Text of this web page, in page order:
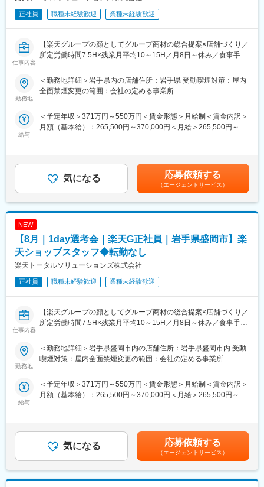
■組織構成：
1店舗あたり店長1名、スタッフ5～15名で運営。チームワークを
重視し相談しやすい環境◎
変更の範囲：会社の定める業務
8/18 (火) 17:00～20:00
8/20 (木) 17:00～20:00
※ご応募時、参加可能日時をお知らせください。
・新規契約・機種変更の受付および提案
・料金プラン、楽天ポイント活用、楽天カード、各種サービスの
・スマホの初期設定・データ移行サポート
・問い合わせ対応
・店舗会議・研修への参加
・キャンペーン企画など、集客に向けた取り組み
■キャリアパス：
へステップアップが可能です。RSV経験後はマネジメントや本部
への異動の道もあり、長期的にキャリア形成ができます。まずは
入社後1年で店長昇格を目指していただきます。
■組織構成：
1店舗あたり店長1名、スタッフ5～15名で運営。チームワークを
重視し相談しやすい環境◎
変更の範囲：会社の定める業務
正社員 職種未経験歓迎 業種未経験歓迎
仕事内容
【楽天グループの顔としてグループ商材の総合提案×店舗づくり／
所定労働時間7.5H×残業月平均10～15H／月8日～休み／食事手当
楽天モバイルショップに来店されるお客様へ、スマートフォン・
料金プラン・楽天カード・楽天市場・楽天ポイントなど、楽天経
活をより豊かにするトータルサポートを行うポジションです。
・未経験の方も歓迎！充実した研修制度あり
【選考会の概要】
・形式： Web開催（事前に企業セミナー動画をご視聴いただきま
す）
【開催日時】
8/6 (木) 17:00～20:00
8/13 (木) 17:00～20:00
8/18 (火) 17:00～20:00
8/20 (木) 17:00～20:00
※ご応募時、参加可能日時をお知らせください。
・新規契約・機種変更の受付および提案
・料金プラン、楽天ポイント活用、楽天カード、各種サービスの
・スマホの初期設定・データ移行サポート
・問い合わせ対応
・店舗会議・研修への参加
・キャンペーン企画など、集客に向けた取り組み
■キャリアパス：
勤務地
＜勤務地詳細＞岩手県内の店舗住所：岩手県 受動喫煙対策：屋内
全面禁煙変更の範囲：会社の定める事業所
給与
＜予定年収＞371万円～550万円＜賃金形態＞月給制＜賃金内訳＞
月額（基本給）：265,500円～370,000円＜月給＞265,500円～
ます。月給(月額)は固定手当を含めた表記です。
気になる 応募依頼する
（エージェントサービス）
NEW
【8月｜1day選考会｜楽天G正社員｜岩手県盛岡市】楽
天ショップスタッフ◆転勤なし
楽天トータルソリューションズ株式会社
正社員 職種未経験歓迎 業種未経験歓迎
仕事内容
【楽天グループの顔としてグループ商材の総合提案×店舗づくり／
所定労働時間7.5H×残業月平均10～15H／月8日～休み／食事手当
楽天モバイルショップに来店されるお客様へ、スマートフォン・
料金プラン・楽天カード・楽天市場・楽天ポイントなど、楽天経
活をより豊かにするトータルサポートを行うポジションです。
・未経験の方も歓迎！充実した研修制度あり
【選考会の概要】
・形式： Web開催（事前に企業セミナー動画をご視聴いただきま
す）
勤務地
＜勤務地詳細＞岩手県盛岡市内の店舗住所：岩手県盛岡市内 受動
喫煙対策：屋内全面禁煙変更の範囲：会社の定める事業所
給与
＜予定年収＞371万円～550万円＜賃金形態＞月給制＜賃金内訳＞
月額（基本給）：265,500円～370,000円＜月給＞265,500円～
ます。月給(月額)は固定手当を含めた表記です。
気になる 応募依頼する
（エージェントサービス）